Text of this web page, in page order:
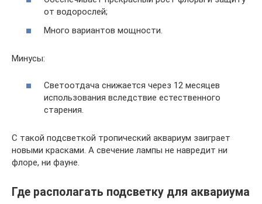
от водорослей;
Много вариантов мощности.
Минусы:
Светоотдача снижается через 12 месяцев
использования вследствие естественного
старения.
С такой подсветкой тропический аквариум заиграет
новыми красками. А свечение лампы не навредит ни
флоре, ни фауне.
Где располагать подсветку для аквариума